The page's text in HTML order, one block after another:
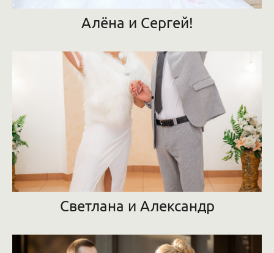
Алёна и Сергей!
Светлана и Александр